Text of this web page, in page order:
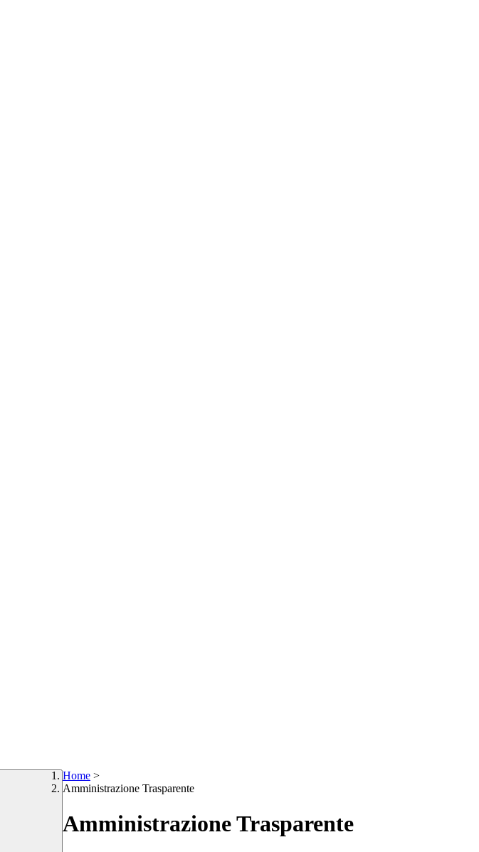
Home >
Amministrazione Trasparente
Amministrazione Trasparente